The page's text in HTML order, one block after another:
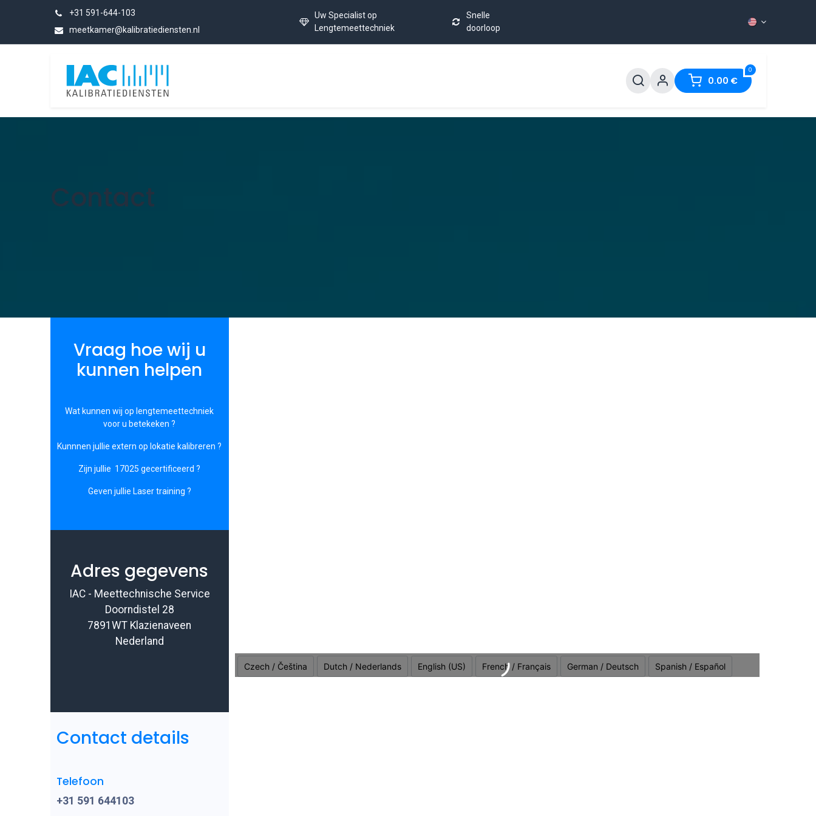
+31 591-644-103
meetkamer@kalibratiediensten.nl
Uw Specialist op
Lengtemeettechniek
Snelle
doorloop
0
0.00 €
Contact
Vraag hoe wij u
kunnen helpen
Wat kunnen wij op lengtemeettechniek
voor u betekeken ?
Kunnnen jullie extern op lokatie kalibreren ?
Zijn jullie 17025 gecertificeerd ?
Geven jullie Laser training ?
Adres gegevens
IAC - Meettechnische Service
Doorndistel 28
7891WT Klazienaveen
Nederland
Contact details
Telefoon
+31 591 644103